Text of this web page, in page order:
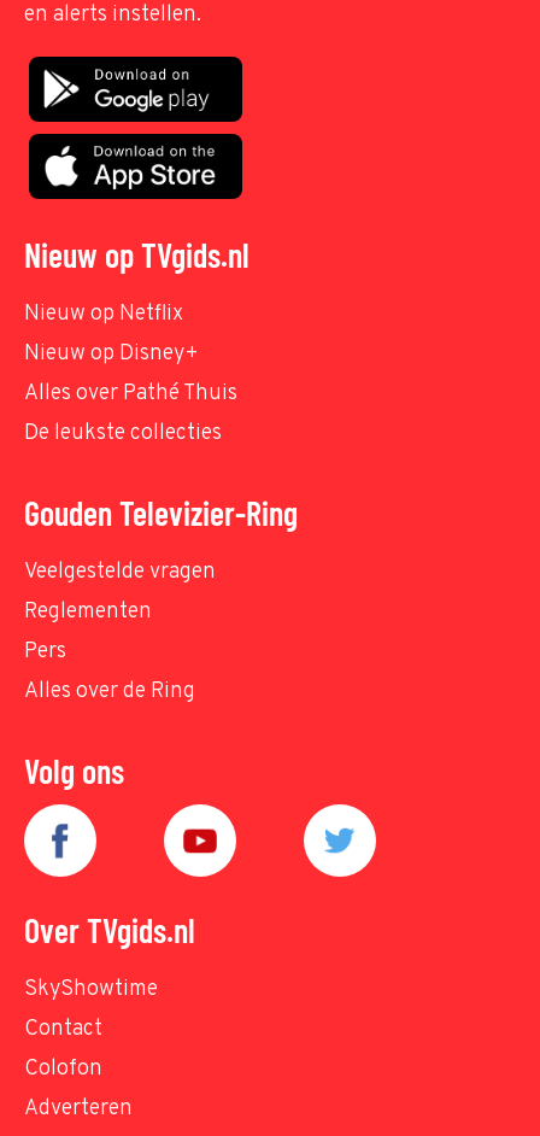
en alerts instellen.
Nieuw op TVgids.nl
Nieuw op Netflix
Nieuw op Disney+
Alles over Pathé Thuis
De leukste collecties
Gouden Televizier-Ring
Veelgestelde vragen
Reglementen
Pers
Alles over de Ring
Volg ons
Over TVgids.nl
SkyShowtime
Contact
Colofon
Adverteren